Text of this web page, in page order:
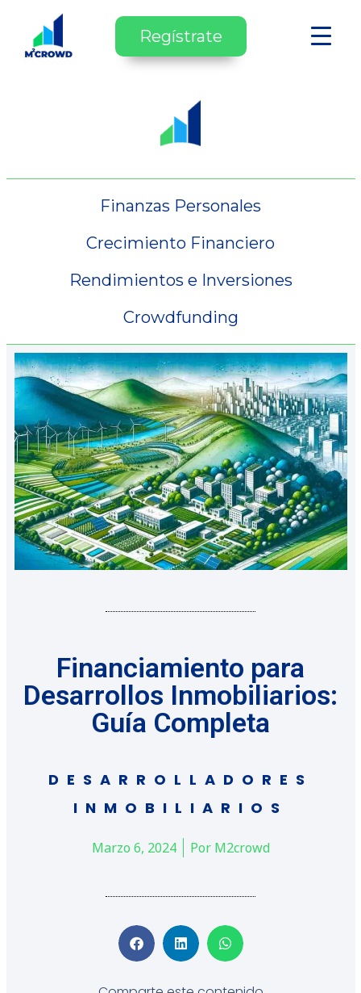
Regístrate
Finanzas Personales
Crecimiento Financiero
Rendimientos e Inversiones
Crowdfunding
Financiamiento para
Desarrollos Inmobiliarios:
Guía Completa
DESARROLLADORES
INMOBILIARIOS
Marzo 6, 2024 PorM2crowd